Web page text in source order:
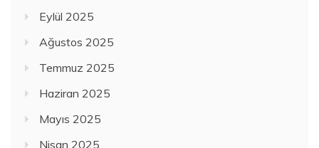
Eylül 2025
Ağustos 2025
Temmuz 2025
Haziran 2025
Mayıs 2025
Nisan 2025